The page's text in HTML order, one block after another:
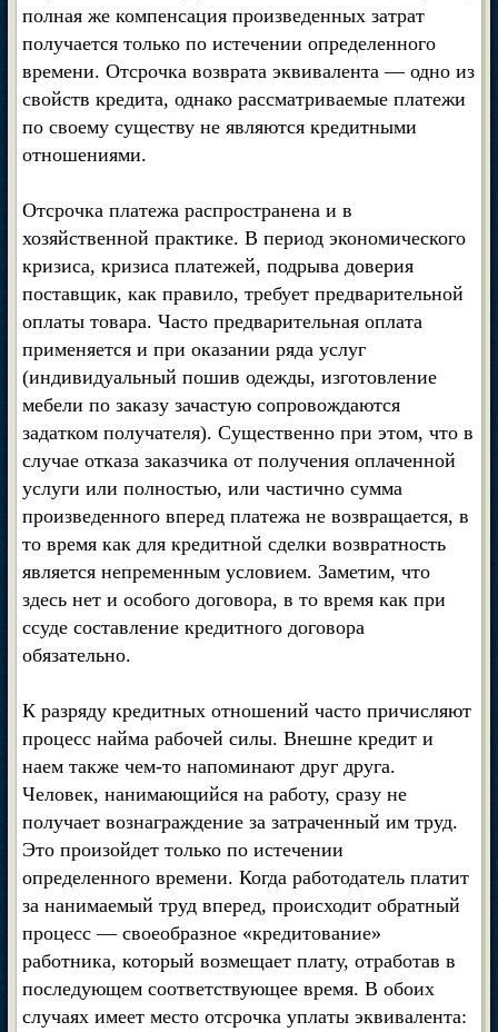
полная же компенсация произведенных затрат
получается только по истечении определенного
времени. Отсрочка возврата эквивалента — одно из
свойств кредита, однако рассматриваемые платежи
по своему существу не являются кредитными
отношениями.
Отсрочка платежа распространена и в
хозяйственной практике. В период экономического
кризиса, кризиса платежей, подрыва доверия
поставщик, как правило, требует предварительной
оплаты товара. Часто предварительная оплата
применяется и при оказании ряда услуг
(индивидуальный пошив одежды, изготовление
мебели по заказу зачастую сопровождаются
задатком получателя). Существенно при этом, что в
случае отказа заказчика от получения оплаченной
услуги или полностью, или частично сумма
произведенного вперед платежа не возвращается, в
то время как для кредитной сделки возвратность
является непременным условием. Заметим, что
здесь нет и особого договора, в то время как при
ссуде составление кредитного договора
обязательно.
К разряду кредитных отношений часто причисляют
процесс найма рабочей силы. Внешне кредит и
наем также чем-то напоминают друг друга.
Человек, нанимающийся на работу, сразу не
получает вознаграждение за затраченный им труд.
Это произойдет только по истечении
определенного времени. Когда работодатель платит
за нанимаемый труд вперед, происходит обратный
процесс — своеобразное «кредитование»
работника, который возмещает плату, отработав в
последующем соответствующее время. В обоих
случаях имеет место отсрочка уплаты эквивалента: